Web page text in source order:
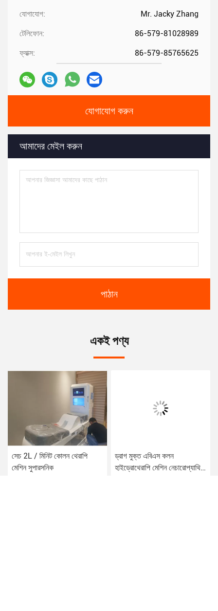
যোগাযোগ: Mr. Jacky Zhang
টেলিফোন: 86-579-81028989
ফ্যাক্স: 86-579-85765625
যোগাযোগ করুন
আমাদের মেইল ​​করুন
পাঠান
একই পণ্য
সেচ 2L / মিনিট কোলন থেরাপি
মেশিন সুপারসনিক
ড্রাগ মুক্ত এবিএস কলন
হাইড্রোথেরাপি মেশিন নেচারোপ্যাথি